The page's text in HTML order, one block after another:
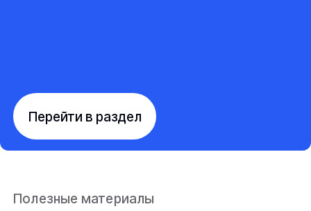
Перейти в раздел
Полезные материалы